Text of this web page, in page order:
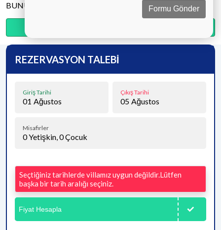
BUNU PAYLAŞ
REZERVASYON TALEBİ
Giriş Tarihi
01 Ağustos
Çıkış Tarihi
05 Ağustos
Misafirler
0Yetişkin,0Çocuk
Seçtiğiniz tarihlerde villamız uygun değildir.Lütfen
başka bir tarih aralığı seçiniz.
Fiyat Hesapla
Formu Gönder